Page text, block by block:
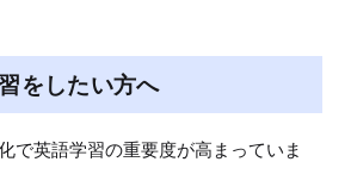
をしたい方へ
で英語学習の重要度が高まっていま